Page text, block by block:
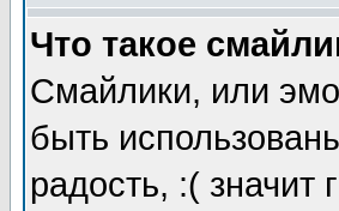
Что такое
Смайлики, или
быть
радость, :(